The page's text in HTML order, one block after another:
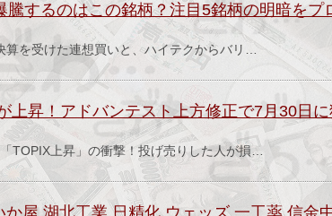
騰するのはこの銘柄？注目5銘柄の明暗をプ
を受けた連想買いと、ハイテクからバリ…
上昇！アドバンテスト上方修正で7月30日
TOPIX上昇」の衝撃！投げ売りした人が損…
屋,湖北工業,日精化,ウェッズ,一工薬,信金